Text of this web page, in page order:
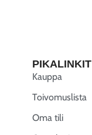
PIKALINKIT
Kauppa
Toivomuslista
Oma tili